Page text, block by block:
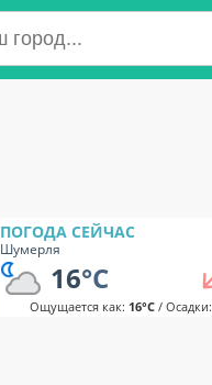
ПОГОДА СЕЙЧАС
Шумерля
16°C
Ощущается как: 16°C/ Осадки: